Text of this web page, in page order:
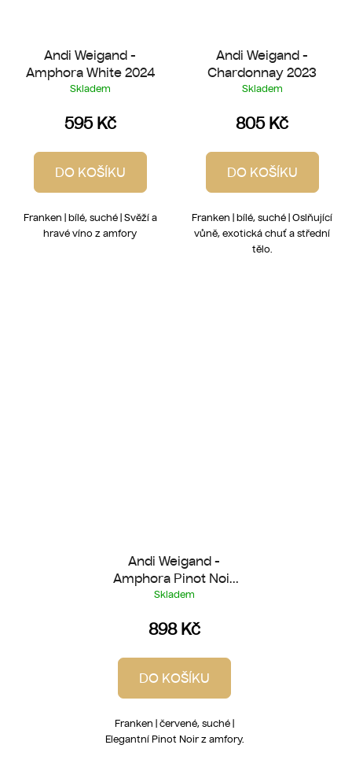
Andi Weigand -
Amphora White 2024
Skladem
595 Kč
DO KOŠÍKU
Franken | bílé, suché | Svěží a
hravé víno z amfory
Andi Weigand -
Chardonnay 2023
Skladem
805 Kč
DO KOŠÍKU
Franken | bílé, suché | Oslňující
vůně, exotická chuť a střední
tělo.
Andi Weigand -
Amphora Pinot Noir
2024
Skladem
898 Kč
DO KOŠÍKU
Franken | červené, suché |
Elegantní Pinot Noir z amfory.